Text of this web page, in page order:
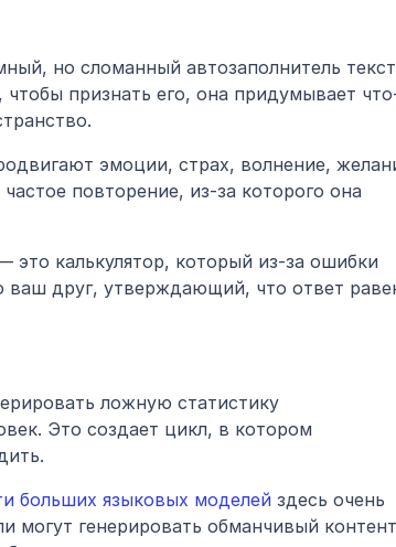
но сломанный автозаполнитель
признать его, она придумывает
эмоции, страх, волнение,
повторение, из-за которого она
это калькулятор, который из-за ошибки
друг, утверждающий, что ответ
ложную статистику
Это создает цикл, в котором
больших языковых моделей здесь очень
могут генерировать обманчивый